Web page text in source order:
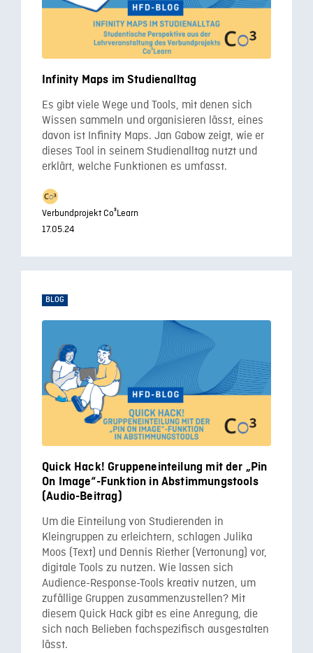
Infinity Maps im Studienalltag
Es gibt viele Wege und Tools, mit denen sich
Wissen sammeln und organisieren lässt, eines
davon ist Infinity Maps. Jan Gabow zeigt, wie er
dieses Tool in seinem Studienalltag nutzt und
erklärt, welche Funktionen es umfasst.
Verbundprojekt Co³Learn
17.05.24
BLOG
Quick Hack! Gruppeneinteilung mit der „Pin
On Image“-Funktion in Abstimmungstools
(Audio-Beitrag)
Um die Einteilung von Studierenden in
Kleingruppen zu erleichtern, schlagen Julika
Moos (Text) und Dennis Riether (Vertonung) vor,
digitale Tools zu nutzen. Wie lassen sich
Audience-Response-Tools kreativ nutzen, um
zufällige Gruppen zusammenzustellen? Mit
diesem Quick Hack gibt es eine Anregung, die
sich nach Belieben fachspezifisch ausgestalten
lässt.